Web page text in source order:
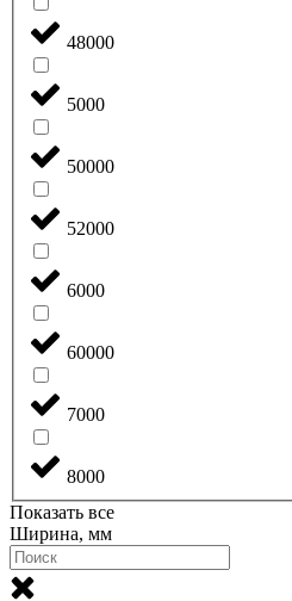
48000
5000
50000
52000
6000
60000
7000
8000
Показать все
Ширина, мм